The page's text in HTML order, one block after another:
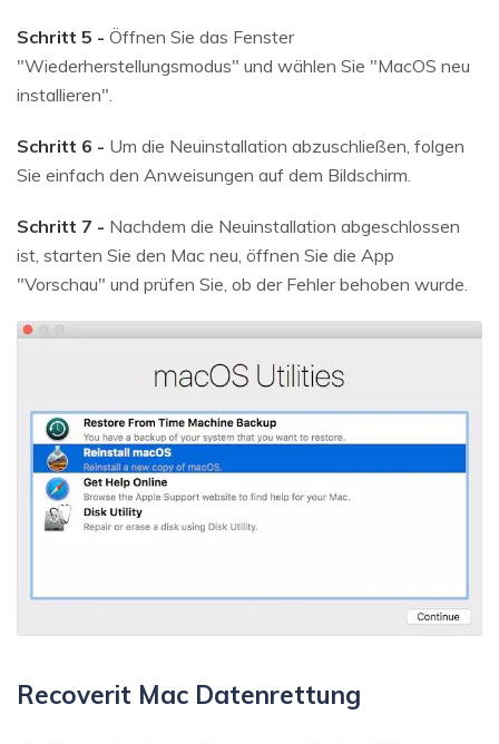
Schritt 5 - Öffnen Sie das Fenster
"Wiederherstellungsmodus" und wählen Sie "MacOS neu
installieren".
Schritt 6 - Um die Neuinstallation abzuschließen, folgen
Sie einfach den Anweisungen auf dem Bildschirm.
Schritt 7 - Nachdem die Neuinstallation abgeschlossen
ist, starten Sie den Mac neu, öffnen Sie die App
"Vorschau" und prüfen Sie, ob der Fehler behoben wurde.
Recoverit Mac Datenrettung